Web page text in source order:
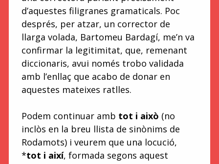
d’aquestes filigranes gramaticals. Poc
després, per atzar, un corrector de
llarga volada, Bartomeu Bardagí, me’n va
confirmar la legitimitat, que, remenant
diccionaris, avui només trobo validada
amb l’enllaç que acabo de donar en
aquestes mateixes ratlles.
Podem continuar amb tot i això (no
inclòs en la breu llista de sinònims de
Rodamots) i veurem que una locució,
*tot i així, formada segons aquest